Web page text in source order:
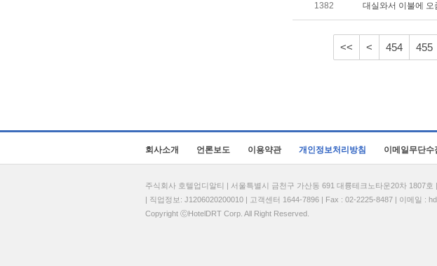
1382 대실와서 이불에 오
<< < 454 455
회사소개 언론보도 이용약관 개인정보처리방침 이메일무단수
주식회사 호텔업디알티 | 서울특별시 금천구 가산동 691 대륭테크노타운20차 1807
| 직업정보: J1206020200010 | 고객센터 1644-7896 | Fax : 02-2225-8487 | 이메일 :
Copyright ⓒHotelDRT Corp. All Right Reserved.